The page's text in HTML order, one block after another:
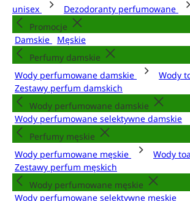
unisex
Dezodoranty perfumowane
Promocje
Damskie
Męskie
Perfumy damskie
Wody perfumowane damskie
Wody
Zestawy perfum damskich
Wody perfumowane damskie
Wody perfumowane selektywne damskie
Perfumy męskie
Wody perfumowane męskie
Wody
Zestawy perfum męskich
Wody perfumowane męskie
Wody perfumowane selektywne męskie